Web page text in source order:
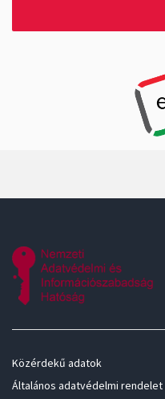
Közérdekű adatok
Általános adatvédelmi rendelet